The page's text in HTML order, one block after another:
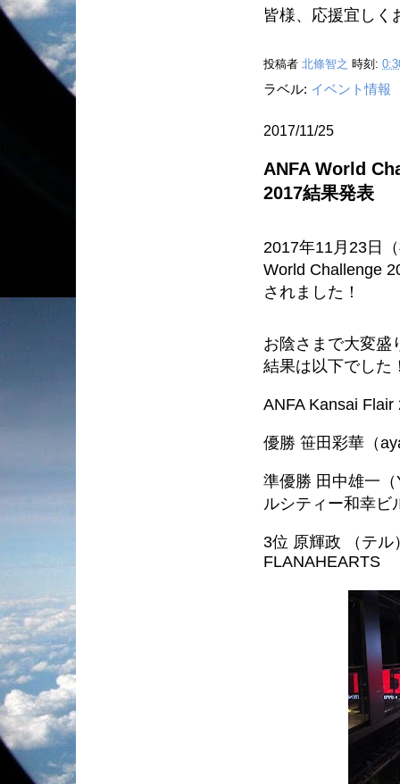
皆様、応援宜しく
投稿者 北條智之 時刻:
ラベル: イベント情報
2017/11/25
ANFA World
2017結果発表
2017年11月23日
World Challenge
されました！
お陰さまで大変盛
結果は以下でした
ANFA Kansai
優勝 笹田彩華（
準優勝 田中雄一
ルシティー和幸ビ
3位 原輝政 （テ
FLANAHEARTS